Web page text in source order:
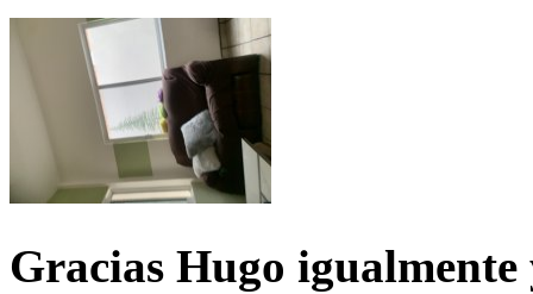
Gracias Hugo igualmente